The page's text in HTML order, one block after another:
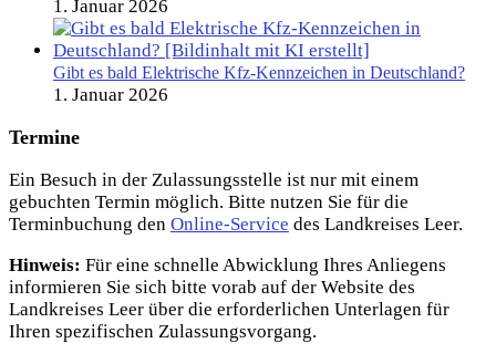
1. Januar 2026
Gibt es bald Elektrische Kfz-Kennzeichen in Deutschland?
1. Januar 2026
Termine
Ein Besuch in der Zulassungsstelle ist nur mit einem
gebuchten Termin möglich. Bitte nutzen Sie für die
Terminbuchung den Online-Service des Landkreises Leer.
Hinweis: Für eine schnelle Abwicklung Ihres Anliegens
informieren Sie sich bitte vorab auf der Website des
Landkreises Leer über die erforderlichen Unterlagen für
Ihren spezifischen Zulassungsvorgang.